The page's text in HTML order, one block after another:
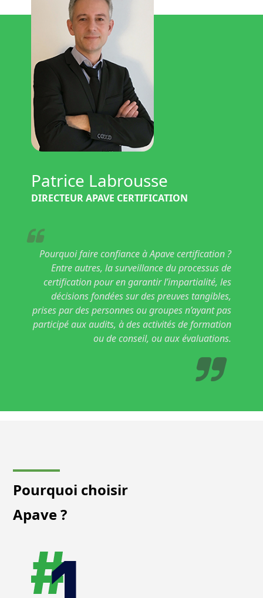
Pourquoi faire confiance à Apave certification ?
Entre autres, la surveillance du processus de
certification pour en garantir l’impartialité, les
décisions fondées sur des preuves tangibles,
prises par des personnes ou groupes n’ayant pas
participé aux audits, à des activités de formation
ou de conseil, ou aux évaluations.
Patrice Labrousse
DIRECTEUR APAVE CERTIFICATION
Pourquoi choisir
Apave ?